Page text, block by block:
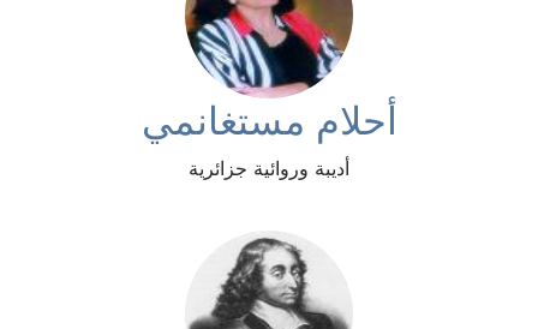
أحلام مستغانمي
أديبة وروائية جزائرية